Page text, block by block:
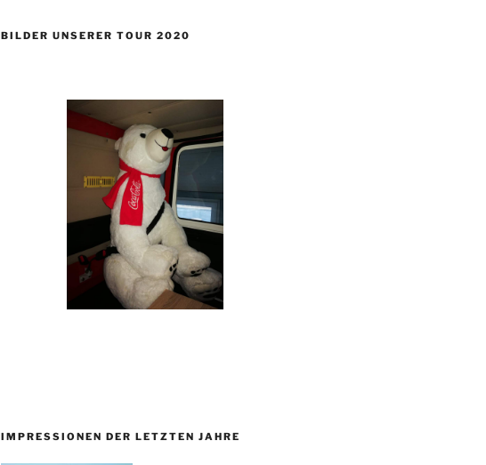
BILDER UNSERER TOUR 2020
IMPRESSIONEN DER LETZTEN JAHRE